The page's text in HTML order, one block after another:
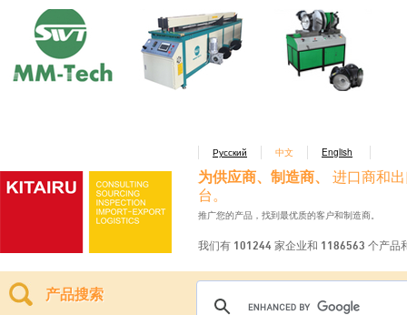
Русский 中文 English
为供应商、制造商、
进口商和
台。
推广您的产品，找到最优质的客户和制造商。
我们有 101244 家企业和 1186563 个产品
产品搜索